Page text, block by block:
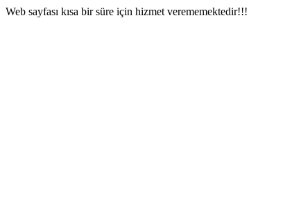
Web sayfası kısa bir süre için hizmet verememektedir!!!